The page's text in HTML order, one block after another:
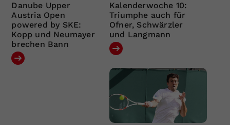
Danube Upper
Austria Open
powered by SKE:
Kopp und Neumayer
brechen Bann
Kalenderwoche 10:
Triumphe auch für
Ofner, Schwärzler
und Langmann